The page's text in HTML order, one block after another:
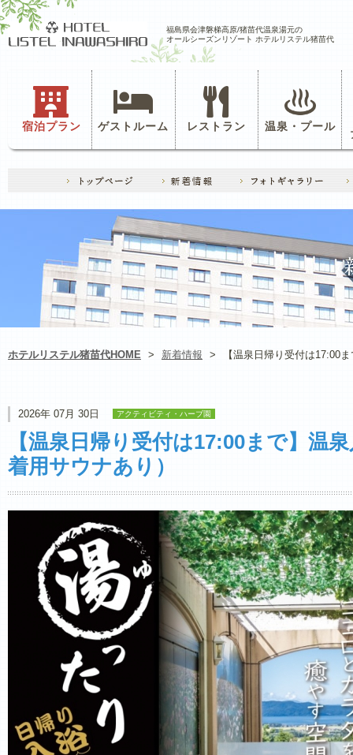
福島県会津磐梯高原/猪苗代温泉湯元の
オールシーズンリゾート ホテルリステル猪苗代
宿泊プラン ゲストルーム レストラン 温泉・プール
ホテルリステル猪苗代HOME > 新着情報 > 【温泉日帰り受付は17:00
2026年 07月 30日 アクティビティ・ハーブ園
【温泉日帰り受付は17:00まで】温
着用サウナあり）